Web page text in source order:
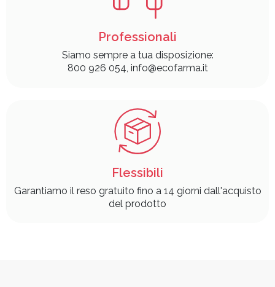
Professionali
Siamo sempre a tua disposizione:
800 926 054, info@ecofarma.it
Flessibili
Garantiamo il reso gratuito fino a 14 giorni dall'acquisto
del prodotto